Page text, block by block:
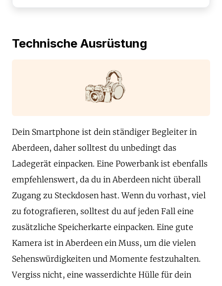
Technische Ausrüstung
Dein Smartphone ist dein ständiger Begleiter in
Aberdeen, daher solltest du unbedingt das
Ladegerät einpacken. Eine Powerbank ist ebenfalls
empfehlenswert, da du in Aberdeen nicht überall
Zugang zu Steckdosen hast. Wenn du vorhast, viel
zu fotografieren, solltest du auf jeden Fall eine
zusätzliche Speicherkarte einpacken. Eine gute
Kamera ist in Aberdeen ein Muss, um die vielen
Sehenswürdigkeiten und Momente festzuhalten.
Vergiss nicht, eine wasserdichte Hülle für dein